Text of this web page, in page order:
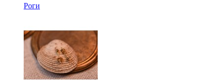
Роги